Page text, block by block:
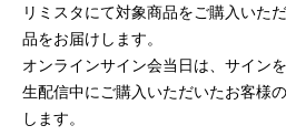
リミスタにて対象商品をご購入いた
品をお届けします。
オンラインサイン会当日は、サイン
生配信中にご購入いただいたお客様
します。